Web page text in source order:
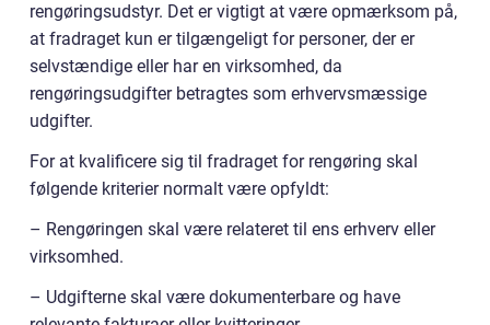
rengøringsudstyr. Det er vigtigt at være opmærksom på,
at fradraget kun er tilgængeligt for personer, der er
selvstændige eller har en virksomhed, da
rengøringsudgifter betragtes som erhvervsmæssige
udgifter.
For at kvalificere sig til fradraget for rengøring skal
følgende kriterier normalt være opfyldt:
– Rengøringen skal være relateret til ens erhverv eller
virksomhed.
– Udgifterne skal være dokumenterbare og have